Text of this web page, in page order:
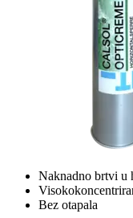
Naknadno brtvi u
Bez otapala